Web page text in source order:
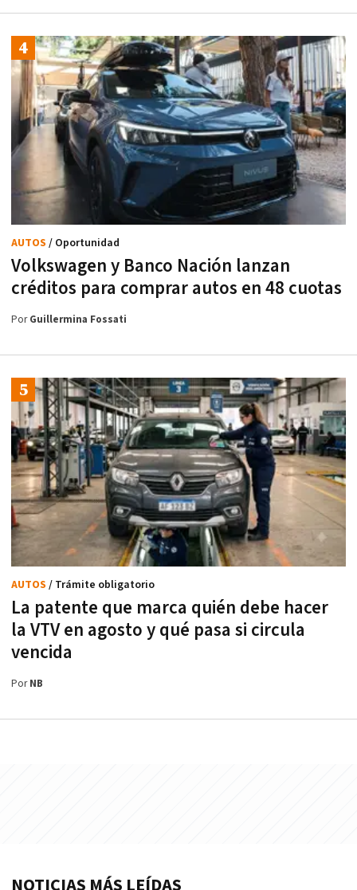
Volkswagen y Banco Nación lanzan
créditos para comprar autos en 48 cuotas
AUTOS / Oportunidad
PorGuillermina Fossati
La patente que marca quién debe hacer
la VTV en agosto y qué pasa si circula
vencida
AUTOS / Trámite obligatorio
PorNB
NOTICIAS MÁS LEÍDAS